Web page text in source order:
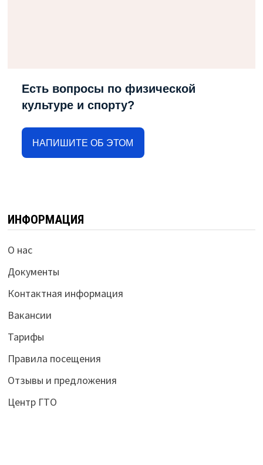
Есть вопросы по физической
культуре и спорту?
НАПИШИТЕ ОБ ЭТОМ
ИНФОРМАЦИЯ
О нас
Документы
Контактная информация
Вакансии
Тарифы
Правила посещения
Отзывы и предложения
Центр ГТО